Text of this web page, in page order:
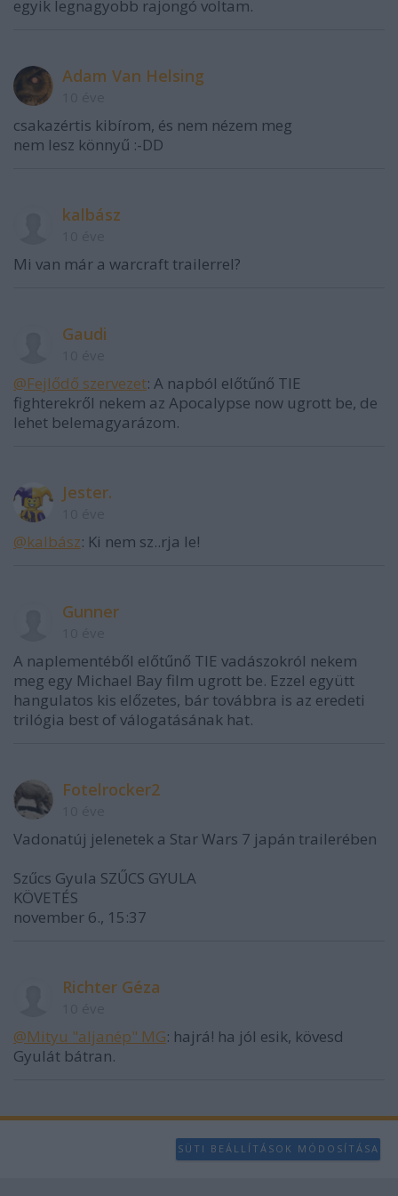
egyik legnagyobb rajongó voltam.
Adam Van Helsing
csakazértis kibírom, és nem nézem meg
nem lesz könnyű :-DD
kalbász
Mi van már a warcraft trailerrel?
Gaudi
@Fejlődő szervezet: A napból előtűnő TIE
fighterekről nekem az Apocalypse now ugrott be, de
lehet belemagyarázom.
Jester.
@kalbász: Ki nem sz..rja le!
Gunner
A naplementéből előtűnő TIE vadászokról nekem
meg egy Michael Bay film ugrott be. Ezzel együtt
hangulatos kis előzetes, bár továbbra is az eredeti
trilógia best of válogatásának hat.
Fotelrocker2
Vadonatúj jelenetek a Star Wars 7 japán trailerében
Szűcs Gyula SZŰCS GYULA
KÖVETÉS
november 6., 15:37
Richter Géza
@Mityu "aljanép" MG: hajrá! ha jól esik, kövesd
Gyulát bátran.
SÜTI BEÁLLÍTÁSOK MÓDOSÍTÁSA